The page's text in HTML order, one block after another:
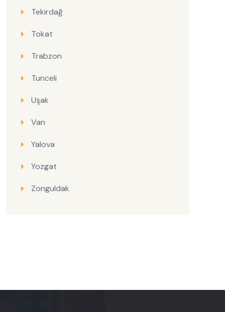
Tekirdağ
Tokat
Trabzon
Tunceli
Uşak
Van
Yalova
Yozgat
Zonguldak